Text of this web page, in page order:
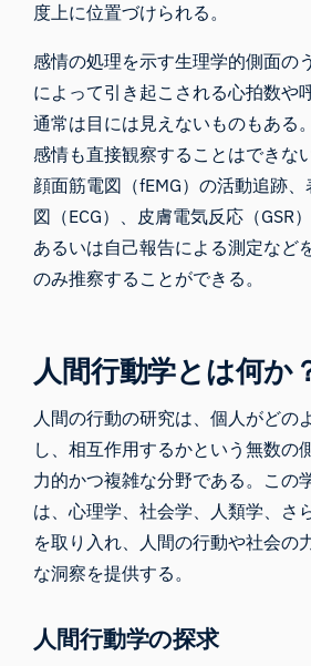
度上に位置づけられる。
感情の処理を示す生理学的側面の
によって引き起こされる心拍数や
通常は目には見えないものもある
感情も直接観察することはできな
顔面筋電図（fEMG）の活動追跡、
図（ECG）、 皮膚電気反応（GSR）
あるいは自己報告による測定など
のみ推察することができる。
人間行動学とは何か
人間の行動の研究は、個人がどの
し、相互作用するかという無数の
力的かつ複雑な分野である。この
は、心理学、社会学、人類学、さ
を取り入れ、人間の行動や社会の
な洞察を提供する。
人間行動学の探求